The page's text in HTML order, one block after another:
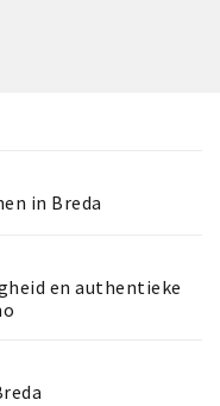
in Breda
en authentieke